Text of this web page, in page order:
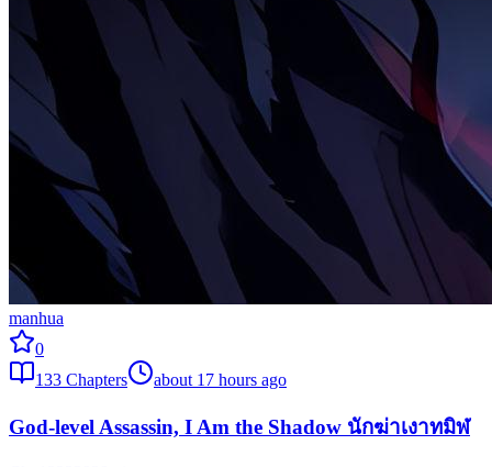
manhua
0
133 Chapters about 17 hours ago
God-level Assassin, I Am the Shadow นักฆ่าเงาทมิฬ